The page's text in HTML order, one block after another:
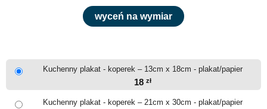
wyceń na wymiar
Kuchenny plakat - koperek – 13cm x 18cm - plakat/papier
18 zł
Kuchenny plakat - koperek – 21cm x 30cm - plakat/papier